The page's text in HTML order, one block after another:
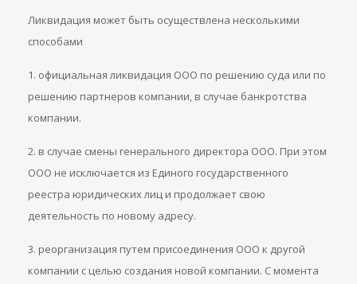
Ликвидация может быть осуществлена несколькими
способами
1. официальная ликвидация ООО по решению суда или по
решению партнеров компании, в случае банкротства
компании.
2. в случае смены генерального директора ООО. При этом
ООО не исключается из Единого государственного
реестра юридических лиц и продолжает свою
деятельность по новому адресу.
3. реорганизация путем присоединения ООО к другой
компании с целью создания новой компании. С момента